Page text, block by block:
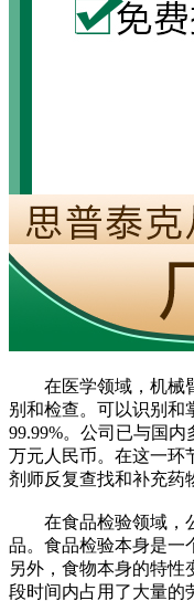
在医学领域，机械臂
别和检查。可以识别和
99.99%。公司已与国
万元人民币。在这一环
剂师反复查找和补充药
在食品检验领域，公
品。食品检验本身是一
另外，食物本身的特性
段时间内占用了大量的